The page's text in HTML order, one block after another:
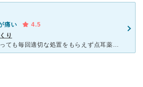
痛い
4.5
り
地元の耳鼻科に全部通っても毎回適切な処置をもらえず点耳薬が出るだけで楽にもならず、、、半ば諦めて市販薬で我慢したいました。 でもネットであまりにもクチコミがいいので半信半疑で伺いましたが、先生の無駄